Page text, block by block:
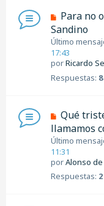
Para no
Sandino
Último
17:43
porRicardo
Respuestas: 8
Qué
llamamos
Último
11:31
porAlonso
Respuestas: 2